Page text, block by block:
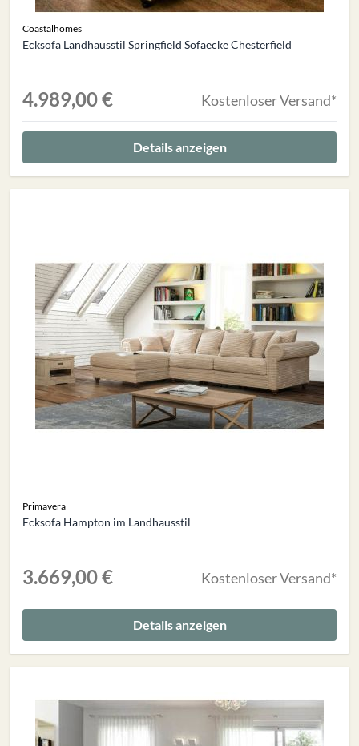
Coastalhomes
Ecksofa Landhausstil Springfield Sofaecke Chesterfield
4.989,00 € Kostenloser Versand*
Details anzeigen
Primavera
Ecksofa Hampton im Landhausstil
3.669,00 € Kostenloser Versand*
Details anzeigen